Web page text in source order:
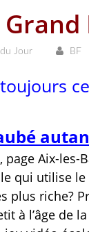
du Jour BF
autant
Aix-
qui utilise le
plus riche?
à l’âge de